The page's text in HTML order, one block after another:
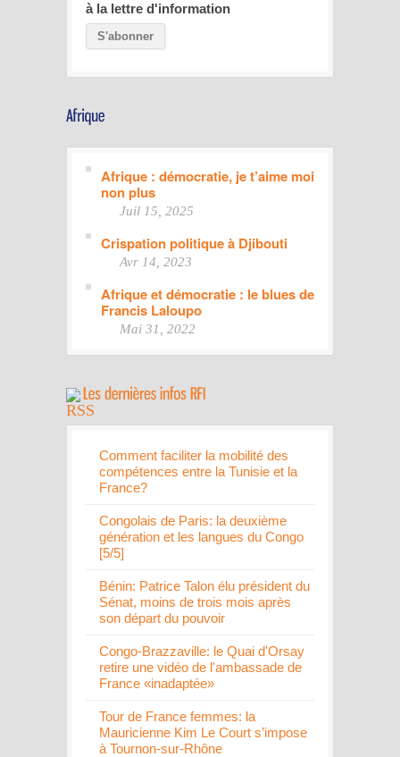
à la lettre d'information
Afrique : démocratie, je t’aime moi
non plus
Juil 15, 2025
Crispation politique à Djibouti
Avr 14, 2023
Afrique et démocratie : le blues de
Francis Laloupo
Mai 31, 2022
Comment faciliter la mobilité des
compétences entre la Tunisie et la
France?
Congolais de Paris: la deuxième
génération et les langues du Congo
[5/5]
Bénin: Patrice Talon élu président du
Sénat, moins de trois mois après
son départ du pouvoir
Congo-Brazzaville: le Quai d'Orsay
retire une vidéo de l'ambassade de
France «inadaptée»
Tour de France femmes: la
Mauricienne Kim Le Court s’impose
à Tournon-sur-Rhône